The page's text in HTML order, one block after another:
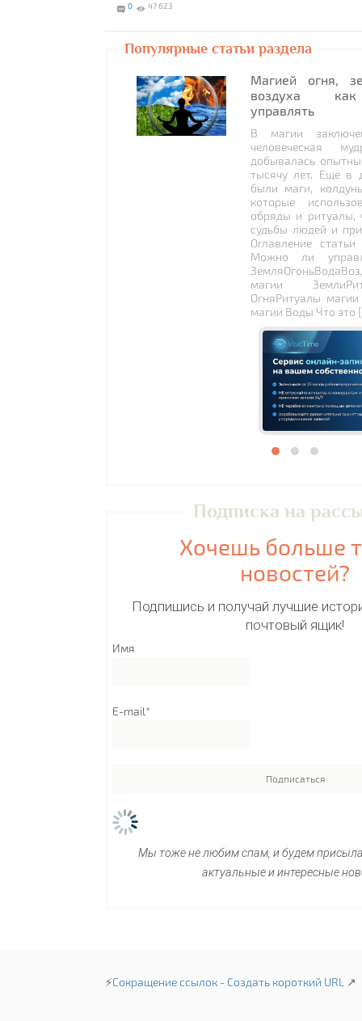
0 47 623
Популярные статьи раздела
Магией огня,
воздуха
управлять
В магии
человеческая
добывалась
тысячу лет. Еще в
были маги,
которые
обряды и ритуалы,
судьбы людей и
Оглавление
Можно ли
магии
ОгняРитуалы
магии Воды Что это
Подписка на
Хочешь больше
новостей?
Подпишись и получай лучшие
почтовый ящик!
Имя
E-mail*
Мы тоже не любим спам, и будем
актуальные и интересные
⚡Сокращение ссылок - Создать короткий URL ↗